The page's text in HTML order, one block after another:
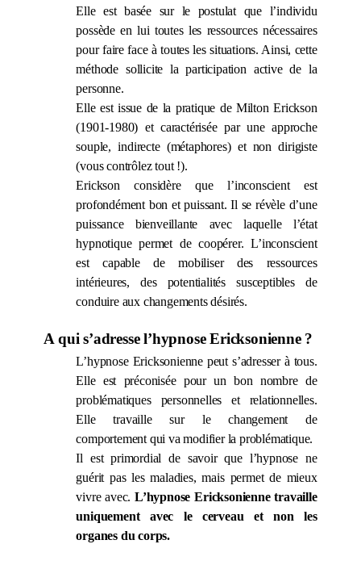
Elle est basée sur le postulat que l’individu
possède en lui toutes les ressources nécessaires
pour faire face à toutes les situations. Ainsi, cette
méthode sollicite la participation active de la
personne.
Elle est issue de la pratique de Milton Erickson
(1901-1980) et caractérisée par une approche
souple, indirecte (métaphores) et non dirigiste
(vous contrôlez tout !).
Erickson considère que l’inconscient est
profondément bon et puissant. Il se révèle d’une
puissance bienveillante avec laquelle l’état
hypnotique permet de coopérer. L’inconscient
est capable de mobiliser des ressources
intérieures, des potentialités susceptibles de
conduire aux changements désirés.
A qui s’adresse l’hypnose Ericksonienne ?
L’hypnose Ericksonienne peut s’adresser à tous.
Elle est préconisée pour un bon nombre de
problématiques personnelles et relationnelles.
Elle travaille sur le changement de
comportement qui va modifier la problématique.
Il est primordial de savoir que l’hypnose ne
guérit pas les maladies, mais permet de mieux
vivre avec.L’hypnose Ericksonienne travaille
uniquement avec le cerveau et non les
organes du corps.